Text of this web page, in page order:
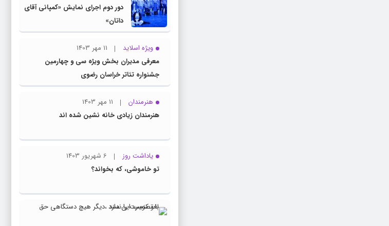
فرهنگ و
اسلامی
رضوی
شد
دور دوم اجرای نمایش «کمپانی آقای
داتان»
ویژه اسلاید
11 مهر 1403
معرفی مدیران بخش ویژه سی و چهارمین
جشنواره تئاتر خراسان رضوی
هنرمندان
11 مهر 1403
هنرمندان زیادی خانه نشین شده اند
یاداشت روز
6 شهریور 1403
تو خاموشی، که بخواند؟